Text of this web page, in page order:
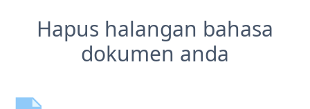
Hapus halangan bahasa
dokumen anda